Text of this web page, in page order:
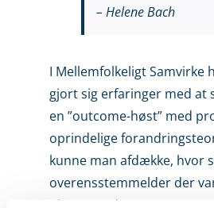
– Helene Bach
I Mellemfolkeligt Samvirke
gjort sig erfaringer med at
en ”outcome-høst” med
oprindelige
kunne man afdække, hvor
overensstemmelder der